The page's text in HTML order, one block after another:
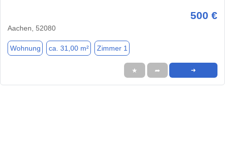
500 €
Aachen, 52080
Wohnung ca. 31,00 m² Zimmer 1
★ ➦ ➜